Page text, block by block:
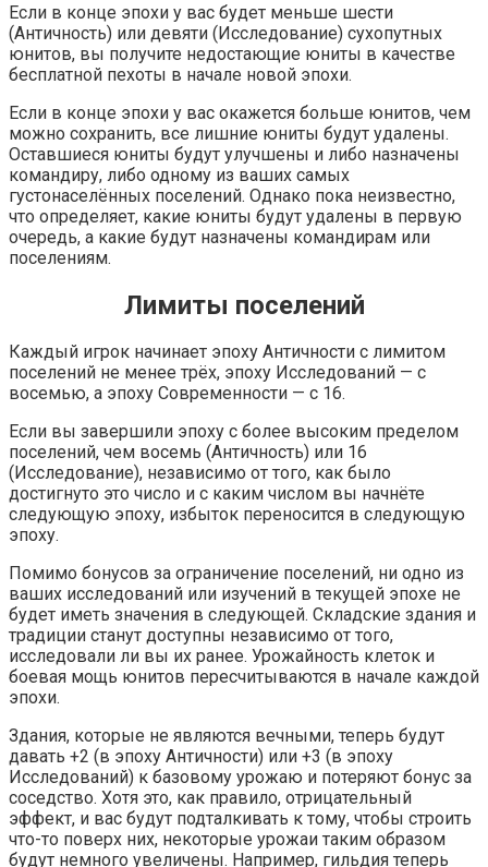
Если в конце эпохи у вас будет меньше шести
(Античность) или девяти (Исследование) сухопутных
юнитов, вы получите недостающие юниты в качестве
бесплатной пехоты в начале новой эпохи.
Если в конце эпохи у вас окажется больше юнитов, чем
можно сохранить, все лишние юниты будут удалены.
Оставшиеся юниты будут улучшены и либо назначены
командиру, либо одному из ваших самых
густонаселённых поселений. Однако пока неизвестно,
что определяет, какие юниты будут удалены в первую
очередь, а какие будут назначены командирам или
поселениям.
Лимиты поселений
Каждый игрок начинает эпоху Античности с лимитом
поселений не менее трёх, эпоху Исследований — с
восемью, а эпоху Современности — с 16.
Если вы завершили эпоху с более высоким пределом
поселений, чем восемь (Античность) или 16
(Исследование), независимо от того, как было
достигнуто это число и с каким числом вы начнёте
следующую эпоху, избыток переносится в следующую
эпоху.
Помимо бонусов за ограничение поселений, ни одно из
ваших исследований или изучений в текущей эпохе не
будет иметь значения в следующей. Складские здания и
традиции станут доступны независимо от того,
исследовали ли вы их ранее. Урожайность клеток и
боевая мощь юнитов пересчитываются в начале каждой
эпохи.
Здания, которые не являются вечными, теперь будут
давать +2 (в эпоху Античности) или +3 (в эпоху
Исследований) к базовому урожаю и потеряют бонус за
соседство. Хотя это, как правило, отрицательный
эффект, и вас будут подталкивать к тому, чтобы строить
что-то поверх них, некоторые урожаи таким образом
будут немного увеличены. Например, гильдия теперь